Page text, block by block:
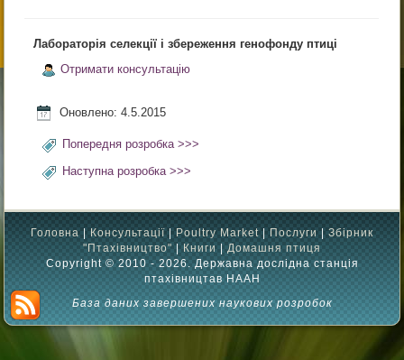
Лабораторія селекції і збереження генофонду птиці
Отримати консультацію
Оновлено: 4.5.2015
Попередня розробка >>>
Наступна розробка >>>
Головна Консультації Poultry Market Послуги
Збірник
"Птахівництво"
Книги
Домашня птиця
Copyright © 2010 - 2026. Державна дослідна станція
птахівництав НААН
База даних завершених наукових розробок